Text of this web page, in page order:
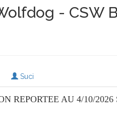
- CSW
Suci
REPORTEE AU 4/10/